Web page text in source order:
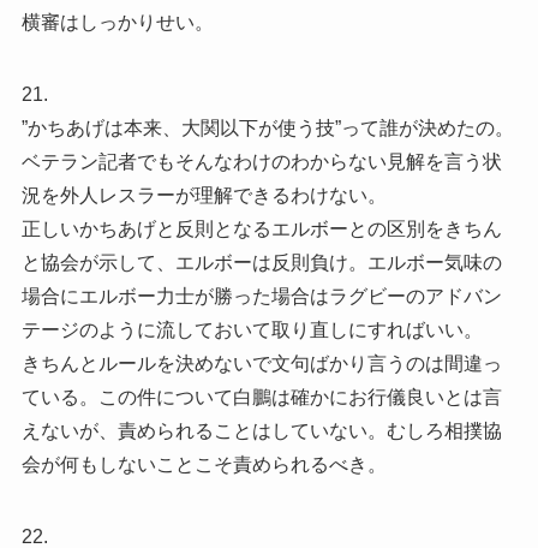
横審はしっかりせい。
21.
”かちあげは本来、大関以下が使う技”って誰が決めたの。
ベテラン記者でもそんなわけのわからない見解を言う状
況を外人レスラーが理解できるわけない。
正しいかちあげと反則となるエルボーとの区別をきちん
と協会が示して、エルボーは反則負け。エルボー気味の
場合にエルボー力士が勝った場合はラグビーのアドバン
テージのように流しておいて取り直しにすればいい。
きちんとルールを決めないで文句ばかり言うのは間違っ
ている。この件について白鵬は確かにお行儀良いとは言
えないが、責められることはしていない。むしろ相撲協
会が何もしないことこそ責められるべき。
22.